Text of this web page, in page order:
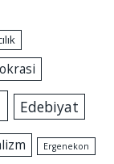
Edebiyat
Ergenekon